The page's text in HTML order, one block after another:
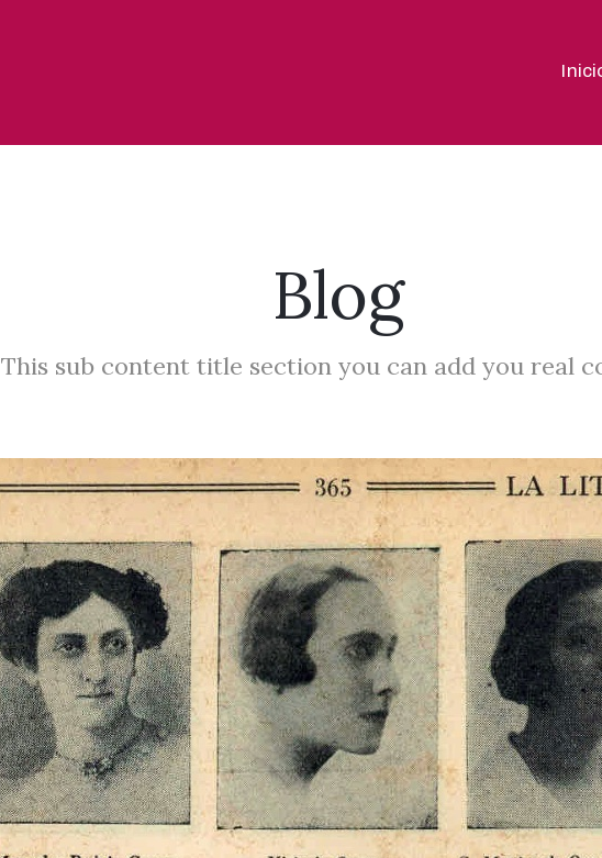
Blog
This sub content title section you can add you real